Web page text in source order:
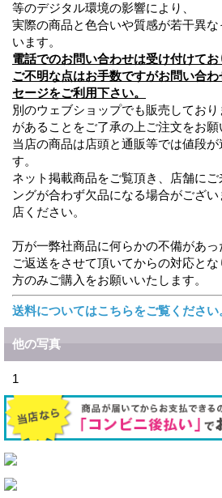
等のデジタル環境の影響により、
実際の商品と色合いや質感が若干異
います。
電話でのお問い合わせは受け付けてお
ご不明な点はお手数ですがお問い合
セージをご利用下さい。
別のウェブショップでも販売してお
があることをご了承の上ご注文をお願
当店の商品は店頭と通販等では値段
す。
ネット掲載商品をご覧頂き、店舗にご
ングが合わず欠品になる場合がござ
店ください。
万が一弊社商品に何らかの不備があ
ご返送をさせて頂いてからの対応と
方のみご購入をお願いいたします。
送料についてはこちらをご覧ください
他の写真
1